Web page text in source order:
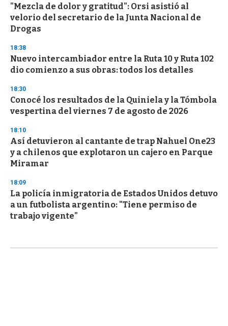
"Mezcla de dolor y gratitud": Orsi asistió al
velorio del secretario de la Junta Nacional de
Drogas
18:38
Nuevo intercambiador entre la Ruta 10 y Ruta 102
dio comienzo a sus obras: todos los detalles
18:30
Conocé los resultados de la Quiniela y la Tómbola
vespertina del viernes 7 de agosto de 2026
18:10
Así detuvieron al cantante de trap Nahuel One23
y a chilenos que explotaron un cajero en Parque
Miramar
18:09
La policía inmigratoria de Estados Unidos detuvo
a un futbolista argentino: "Tiene permiso de
trabajo vigente"